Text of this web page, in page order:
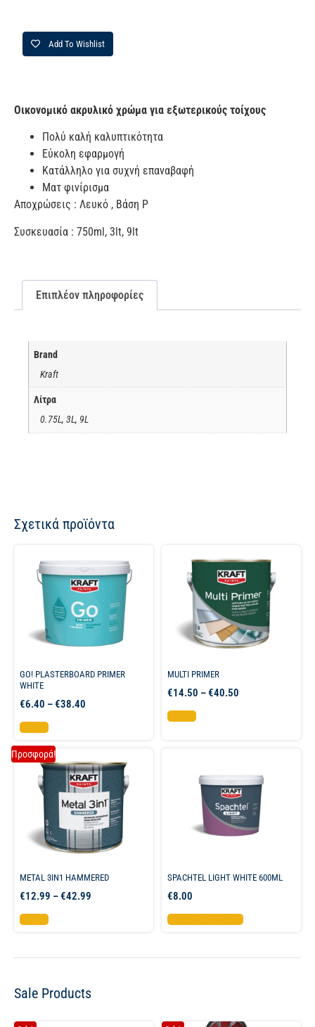
Add To Wishlist
Οικονομικό ακρυλικό χρώμα για εξωτερικούς τοίχους
Πολύ καλή καλυπτικότητα
Εύκολη εφαρμογή
Κατάλληλο για συχνή επαναβαφή
Ματ φινίρισμα
Αποχρώσεις : Λευκό , Βάση P
Συσκευασία : 750ml, 3lt, 9lt
Επιπλέον πληροφορίες
Brand
Kraft
Λίτρα
0.75L, 3L, 9L
Σχετικά προϊόντα
GO! PLASTERBOARD PRIMER
WHITE
€6.40 –€38.40
Επιλογή
MULTI PRIMER
€14.50 –€40.50
Επιλογή
Προσφορά!
METAL 3IN1 HAMMERED
€12.99 –€42.99
Επιλογή
SPACHTEL LIGHT WHITE 600ML
€8.00
Προσθήκη στο καλάθι
Sale Products